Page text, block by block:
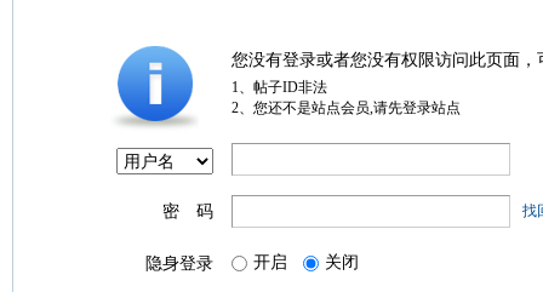
您没有登录或者您没有权限访问此页面
1、帖子ID非法
2、您还不是站点会员,请先登录站点
密 码 找
隐身登录 开启 关闭